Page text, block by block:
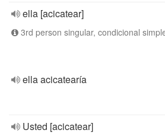
ella [acicatear]
3rd person singular, condicional
ella acicatearía
Usted [acicatear]